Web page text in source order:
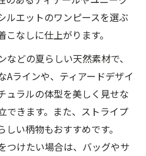
ルエットのワンピースを選ぶ
なしに仕上がります。
どの夏らしい天然素材で、
Aラインや、ティアードデザイ
ュラルの体型を美しく見せな
できます。また、ストライプ
い柄物もおすすめです。
つけたい場合は、バッグやサ